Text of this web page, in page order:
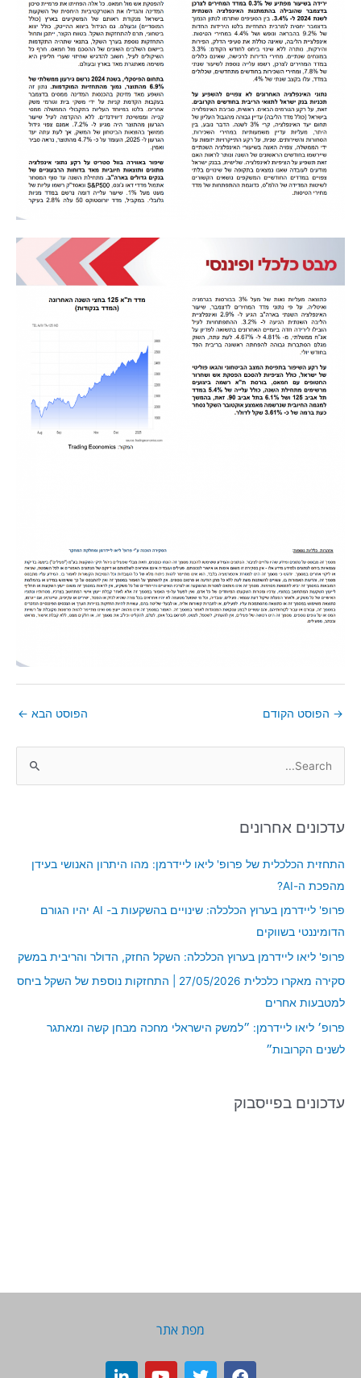
→ הפוסט הקודם הפוסט הבא ←
r
:
עדכונים אחרונים
התחזית הכלכלית של פרופ' ליאו ליידרמן: מהו היתרון האנושי בעידן
מהפכת ה-AI?
פרופ' ליידרמן בערוץ הכלכלה: שינויים בהשקעות ב- AI יהיו הגורם
הדומיננטי בשווקים
פרופ' ליאו ליידרמן בערוץ הכלכלה: השקל החזק, הדולר והריבית במשק
סקירה מאקרו כלכלית 27/05/2026 | התחזקות נוספת של השקל ביחס
למטבעות אחרים
פרופ׳ ליאו ליידרמן: ״למשק הישראלי מחכה מבחן קשה ומאתגר
לשנים הקרובות״
עדכונים בפייסבוק
מפת אתר